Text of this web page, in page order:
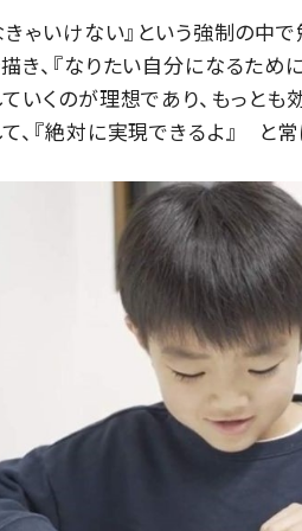
きゃいけない』という強制の中
き、『なりたい自分になるた
いくのが理想であり、もっと
、『絶対に実現できるよ』 と